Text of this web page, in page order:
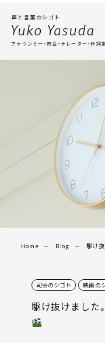
声と言葉のシゴト
アナウンサー・司会・ナレーター・作詞
Home Blog 駆け
司会のシゴト 映画の
駆け抜けました